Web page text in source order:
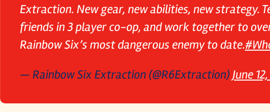
Extraction. New gear, new abilities, new strategy.
friends in 3 player co-op, and work together to
Rainbow Six’s most dangerous enemy to date.
— Rainbow Six Extraction (@R6Extraction) June